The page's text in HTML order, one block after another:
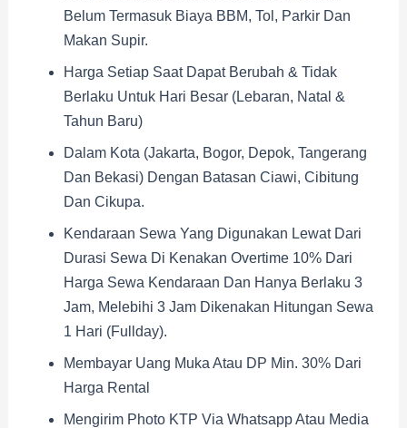
Belum Termasuk Biaya BBM, Tol, Parkir Dan
Makan Supir.
Harga Setiap Saat Dapat Berubah & Tidak
Berlaku Untuk Hari Besar (Lebaran, Natal &
Tahun Baru)
Dalam Kota (Jakarta, Bogor, Depok, Tangerang
Dan Bekasi) Dengan Batasan Ciawi, Cibitung
Dan Cikupa.
Kendaraan Sewa Yang Digunakan Lewat Dari
Durasi Sewa Di Kenakan Overtime 10% Dari
Harga Sewa Kendaraan Dan Hanya Berlaku 3
Jam, Melebihi 3 Jam Dikenakan Hitungan Sewa
1 Hari (fullday).
Membayar Uang Muka Atau DP Min. 30% Dari
Harga Rental
Mengirim Photo KTP Via Whatsapp Atau Media